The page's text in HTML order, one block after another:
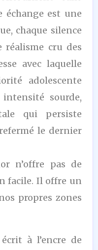
échange est une
chaque silence
réalisme cru des
avec laquelle
adolescente
sourde,
qui persiste
le dernier
n’offre pas de
facile. Il offre un
propres zones
à l’encre de